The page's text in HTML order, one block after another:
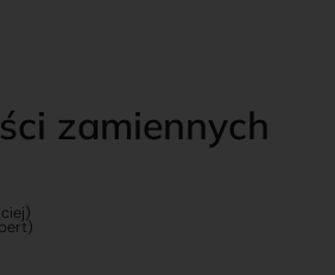
zamiennych